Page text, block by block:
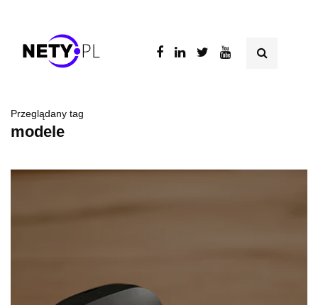
Przeglądany tag
modele